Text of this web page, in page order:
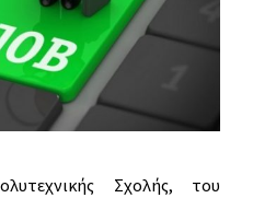
Σχολής, του